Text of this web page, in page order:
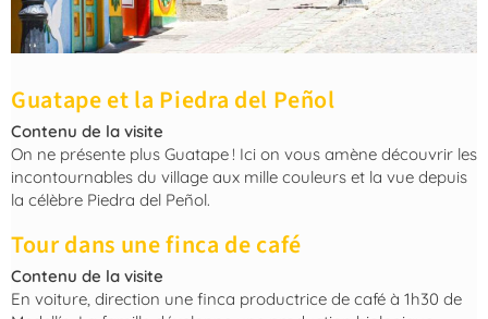
Guatape et la Piedra del Peñol
Contenu de la visite
On ne présente plus Guatape ! Ici on vous amène découvrir les
incontournables du village aux mille couleurs et la vue depuis
la célèbre Piedra del Peñol.
Tour dans une finca de café
Contenu de la visite
En voiture, direction une finca productrice de café à 1h30 de